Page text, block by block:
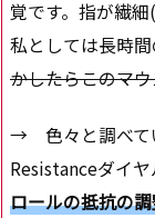
覚です。指が繊
私としては長時
かしたらこのマ
→ 色々と調べて
Resistanceダイヤ
ロールの抵抗の